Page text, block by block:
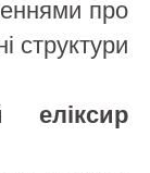
про
структури